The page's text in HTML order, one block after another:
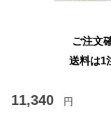
ご注文
送料は1
11,340 円